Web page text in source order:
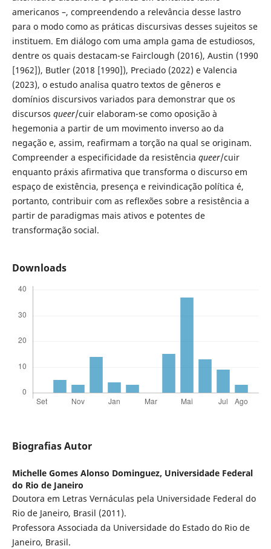
americanos –, compreendendo a relevância desse lastro
para o modo como as práticas discursivas desses sujeitos se
instituem. Em diálogo com uma ampla gama de estudiosos,
dentre os quais destacam-se Fairclough (2016), Austin (1990
[1962]), Butler (2018 [1990]), Preciado (2022) e Valencia
(2023), o estudo analisa quatro textos de gêneros e
domínios discursivos variados para demonstrar que os
discursos queer/cuir elaboram-se como oposição à
hegemonia a partir de um movimento inverso ao da
negação e, assim, reafirmam a torção na qual se originam.
Compreender a especificidade da resistência queer/cuir
enquanto práxis afirmativa que transforma o discurso em
espaço de existência, presença e reivindicação política é,
portanto, contribuir com as reflexões sobre a resistência a
partir de paradigmas mais ativos e potentes de
transformação social.
Downloads
Biografias Autor
Michelle Gomes Alonso Dominguez, Universidade Federal
do Rio de Janeiro
Doutora em Letras Vernáculas pela Universidade Federal do
Rio de Janeiro, Brasil (2011).
Professora Associada da Universidade do Estado do Rio de
Janeiro, Brasil.